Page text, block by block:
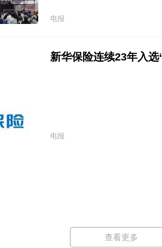
电报
新华保险连续23年入
电报
查看更多